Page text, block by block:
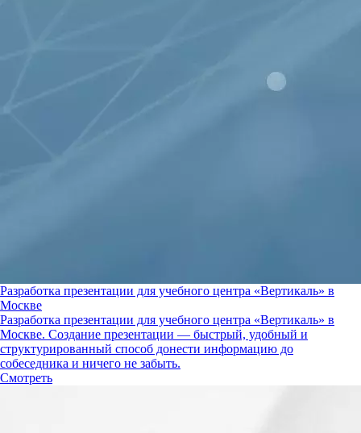
Разработка презентации для учебного центра «Вертикаль» в
Москве
Разработка презентации для учебного центра «Вертикаль» в
Москве. Создание презентации — быстрый, удобный и
структурированный способ донести информацию до
собеседника и ничего не забыть.
Смотреть